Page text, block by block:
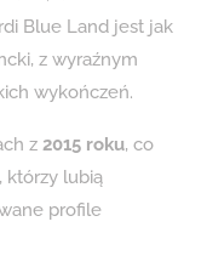
Blue Land jest jak
z wyraźnym
wykończeń.
z 2015 roku, co
którzy lubią
profile